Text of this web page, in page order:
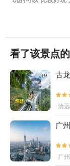
看了该景点
古
清
广
广